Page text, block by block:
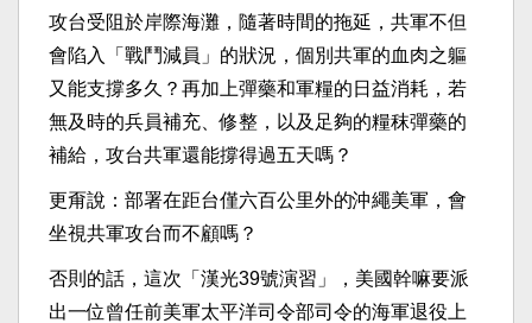
攻台受阻於岸際海灘，隨著時間的拖延，共軍不但
會陷入「戰鬥減員」的狀況，個別共軍的血肉之軀
又能支撐多久？再加上彈藥和軍糧的日益消耗，若
無及時的兵員補充、修整，以及足夠的糧秣彈藥的
補給，攻台共軍還能撐得過五天嗎？
更甭說：部署在距台僅六百公里外的沖繩美軍，會
坐視共軍攻台而不顧嗎？
否則的話，這次「漢光39號演習」，美國幹嘛要派
出一位曾任前美軍太平洋司令部司令的海軍退役上